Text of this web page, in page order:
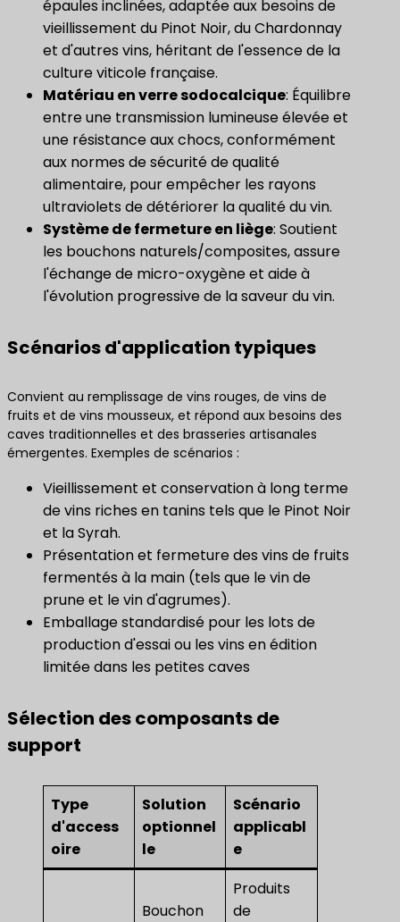
épaules inclinées, adaptée aux besoins de
vieillissement du Pinot Noir, du Chardonnay
et d'autres vins, héritant de l'essence de la
culture viticole française.
Matériau en verre sodocalcique: Équilibre
entre une transmission lumineuse élevée et
une résistance aux chocs, conformément
aux normes de sécurité de qualité
alimentaire, pour empêcher les rayons
ultraviolets de détériorer la qualité du vin.
Système de fermeture en liège: Soutient
les bouchons naturels/composites, assure
l'échange de micro-oxygène et aide à
l'évolution progressive de la saveur du vin.
Scénarios d'application typiques
Convient au remplissage de vins rouges, de vins de
fruits et de vins mousseux, et répond aux besoins des
caves traditionnelles et des brasseries artisanales
émergentes. Exemples de scénarios :
Vieillissement et conservation à long terme
de vins riches en tanins tels que le Pinot Noir
et la Syrah.
Présentation et fermeture des vins de fruits
fermentés à la main (tels que le vin de
prune et le vin d'agrumes).
Emballage standardisé pour les lots de
production d'essai ou les vins en édition
limitée dans les petites caves
Sélection des composants de
support
Type
d'access
oire
Solution
optionnel
le
Scénario
applicabl
e
Bouchon
Produits
de